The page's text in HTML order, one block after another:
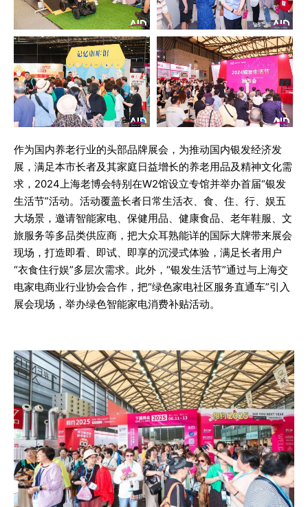
作为国内养老行业的头部品牌展会，为推动国内银发经济发
展，满足本市长者及其家庭日益增长的养老用品及精神文化需
求，2024上海老博会特别在W2馆设立专馆并举办首届“银发
生活节”活动。活动覆盖长者日常生活衣、食、住、行、娱五
大场景，邀请智能家电、保健用品、健康食品、老年鞋服、文
旅服务等多品类供应商，把大众耳熟能详的国际大牌带来展会
现场，打造即看、即试、即享的沉浸式体验，满足长者用户
“衣食住行娱”多层次需求。此外，“银发生活节”通过与上海交
电家电商业行业协会合作，把“绿色家电社区服务直通车”引入
展会现场，举办绿色智能家电消费补贴活动。